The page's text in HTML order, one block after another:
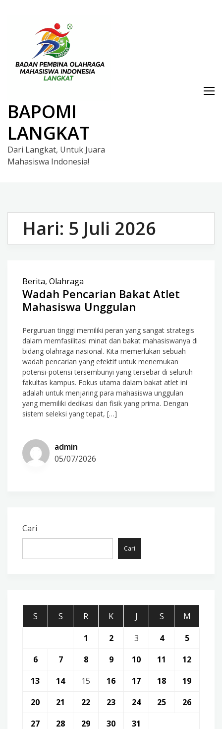
BAPOMI
LANGKAT
Dari Langkat, Untuk Juara
Mahasiswa Indonesia!
Hari: 5 Juli 2026
Berita, Olahraga
Wadah Pencarian Bakat Atlet
Mahasiswa Unggulan
Perguruan tinggi memiliki peran yang sangat strategis
dalam memfasilitasi minat dan bakat mahasiswanya di
bidang olahraga nasional. Kita memerlukan sebuah
wadah pencarian yang efektif untuk menemukan
potensi-potensi tersembunyi yang tersebar di seluruh
fakultas kampus. Fokus utama dalam bakat atlet ini
adalah untuk menjaring para mahasiswa unggulan
yang memiliki dedikasi dan fisik yang prima. Dengan
sistem seleksi yang tepat, […]
admin
05/07/2026
Cari
Cari
S S R K J S
M
1
2 3 4
5
6
7 8 9 10 11
12
13
14 15 16 17 18
19
20
21 22 23 24 25
26
27
28 29 30 31